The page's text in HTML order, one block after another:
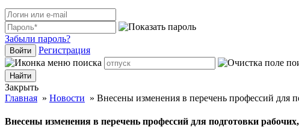
Забыли пароль?
Войти Регистрация
Закрыть
Главная » Новости » Внесены изменения в перечень профессий для
Внесены изменения в перечень профессий для подготовки